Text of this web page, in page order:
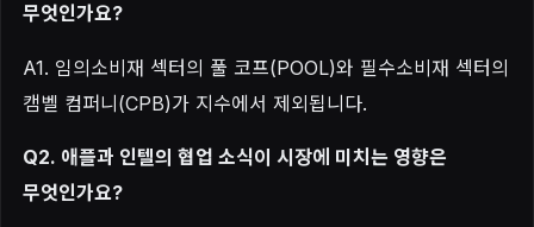
무엇인가요?
A1. 임의소비재 섹터의 풀 코프(POOL)와 필수소비재 섹터의
캠벨 컴퍼니(CPB)가 지수에서 제외됩니다.
Q2. 애플과 인텔의 협업 소식이 시장에 미치는 영향은
무엇인가요?